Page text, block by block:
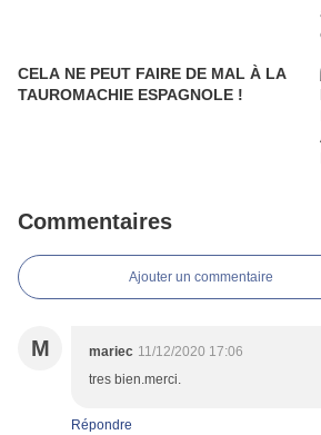
CELA NE PEUT FAIRE DE MAL À LA
TAUROMACHIE ESPAGNOLE !
Commentaires
Ajouter un commentaire
M mariec 11/12/2020 17:06
tres bien.merci.
Répondre